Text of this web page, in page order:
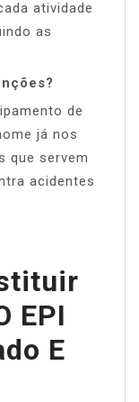
atividade
as
de
já nos
que servem
acidentes
EPI
E